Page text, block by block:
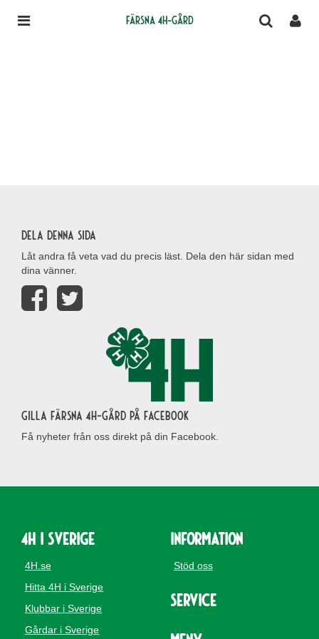
Färsna 4H-gård
Dela denna sida
Låt andra få veta vad du precis läst. Dela den här sidan med
dina vänner.
Gilla Färsna 4H-gård på Facebook
Få nyheter från oss direkt på din Facebook.
4H i Sverige
4H.se
Hitta 4H i Sverige
Klubbar i Sverige
Gårdar i Sverige
Information
Stöd oss
Service